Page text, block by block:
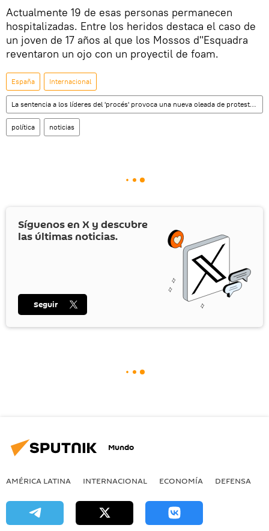
Actualmente 19 de esas personas permanecen
hospitalizadas. Entre los heridos destaca el caso de
un joven de 17 años al que los Mossos d"Esquadra
reventaron un ojo con un proyectil de foam.
España Internacional
La sentencia a los líderes del 'procés' provoca una nueva oleada de protestas en Cataluña
política noticias
Síguenos en X y descubre
las últimas noticias.
Seguir
Mundo
AMÉRICA LATINA INTERNACIONAL ECONOMÍA DEFENSA